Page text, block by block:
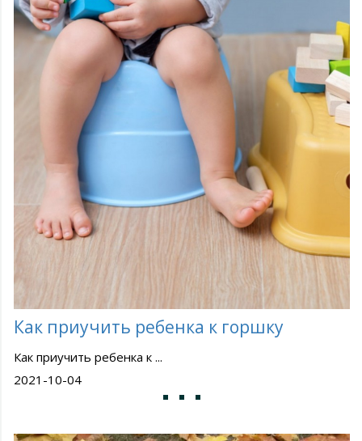
Как приучить ребенка к горшку
Как приучить ребенка к ...
2021-10-04